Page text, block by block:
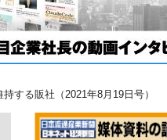
する販社（2021年8月19日号）